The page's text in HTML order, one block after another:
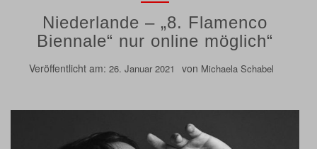
Niederlande – „8. Flamenco
Biennale“ nur online möglich“
Veröffentlicht am: 26. Januar 2021 von Michaela Schabel